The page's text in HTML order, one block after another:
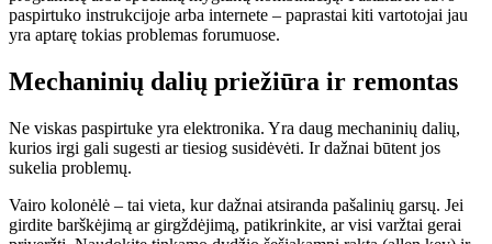
paspirtuko instrukcijoje arba internete – paprastai kiti vartotojai jau
yra aptarę tokias problemas forumuose.
Mechaninių dalių priežiūra ir remontas
Ne viskas paspirtuke yra elektronika. Yra daug mechaninių dalių,
kurios irgi gali sugesti ar tiesiog susidėvėti. Ir dažnai būtent jos
sukelia problemų.
Vairo kolonėlė – tai vieta, kur dažnai atsiranda pašalinių garsų. Jei
girdite barškėjimą ar girgždėjimą, patikrinkite, ar visi varžtai gerai